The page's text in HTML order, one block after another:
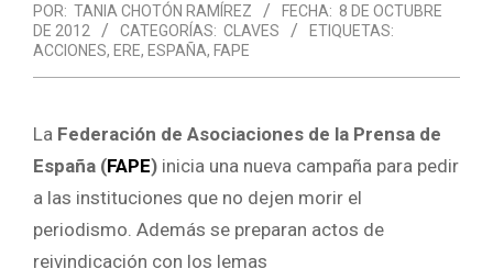
POR: TANIA CHOTÓN RAMÍREZ FECHA: 8 DE OCTUBRE
DE 2012
CATEGORÍAS: CLAVES
ETIQUETAS:
ACCIONES, ERE, ESPAÑA, FAPE
La Federación de Asociaciones de la Prensa de
España (FAPE) inicia una nueva campaña para pedir
a las instituciones que no dejen morir el
periodismo. Además se preparan actos de
reivindicación con los lemas